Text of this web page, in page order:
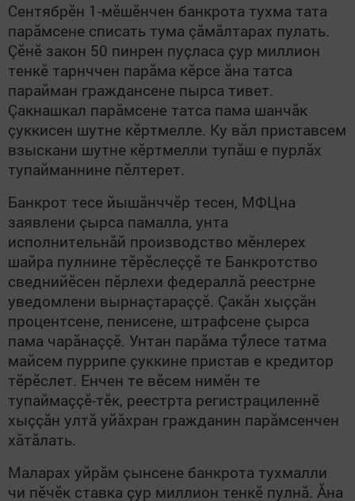
Сентябрӗн 1-мӗшӗнчен банкрота тухма тата
парăмсене списать тума çăмăлтарах пулать.
Çӗнӗ закон 50 пинрен пуçласа çур миллион
тенкӗ тарнччен парăма кӗрсе ăна татса
парайман граждансене пырса тивет.
Çакнашкал парăмсене татса пама шанчăк
çуккисен шутне кӗртмелле. Ку вăл приставсем
взыскани шутне кӗртмелли тупăш е пурлăх
тупайманнине пӗлтерет.
Банкрот тесе йышăнччӗр тесен, МФЦна
заявлени çырса памалла, унта
исполнительнăй производство мӗнлерех
шайра пулнине тӗрӗслеççӗ те Банкротство
сведнийӗсен пӗрлехи федераллă реестрне
уведомлени вырнаçтараççӗ. Çакăн хыççăн
процентсене, пенисене, штрафсене çырса
пама чарăнаççӗ. Унтан парăма тӳлесе татма
майсем пуррипе çуккине пристав е кредитор
тӗрӗслет. Енчен те вӗсем нимӗн те
тупаймаççӗ-тӗк, реестрта регистрациленнӗ
хыççăн ултă уйăхран гражданин парăмсенчен
хăтăлать.
Маларах уйрăм çынсене банкрота тухмалли
чи пӗчӗк ставка çур миллион тенкӗ пулнă. Ăна